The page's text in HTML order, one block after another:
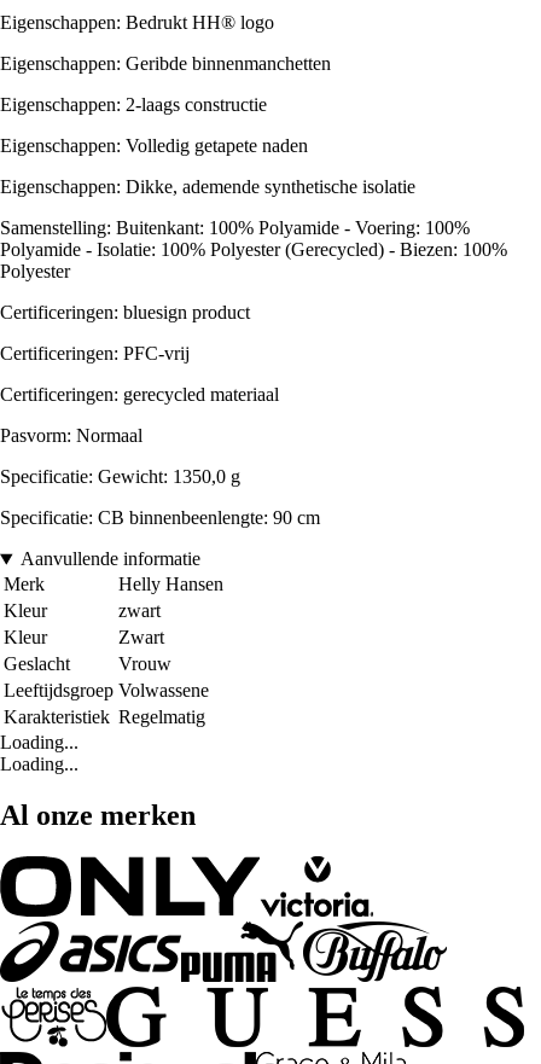
Eigenschappen: Bedrukt HH® logo
Eigenschappen: Geribde binnenmanchetten
Eigenschappen: 2-laags constructie
Eigenschappen: Volledig getapete naden
Eigenschappen: Dikke, ademende synthetische isolatie
Samenstelling: Buitenkant: 100% Polyamide - Voering: 100%
Polyamide - Isolatie: 100% Polyester (Gerecycled) - Biezen: 100%
Polyester
Certificeringen: bluesign product
Certificeringen: PFC-vrij
Certificeringen: gerecycled materiaal
Pasvorm: Normaal
Specificatie: Gewicht: 1350,0 g
Specificatie: CB binnenbeenlengte: 90 cm
Aanvullende informatie
Merk
Helly Hansen
Kleur
zwart
Kleur
Zwart
Geslacht
Vrouw
Leeftijdsgroep Volwassene
Karakteristiek Regelmatig
Loading...
Loading...
Al onze merken